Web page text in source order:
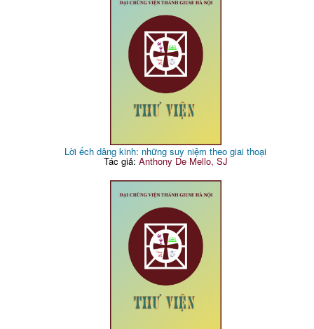
Lời ếch dâng kinh: những suy niệm theo giai thoại
Tác giả: Anthony De Mello, SJ